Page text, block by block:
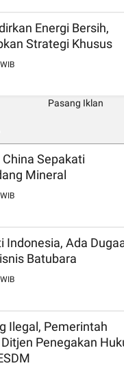
Energi Bersih,
Strategi Khusus
Sepakati
Mineral
Indonesia, Ada
Batubara
Ilegal, Pemerintah
Penegakan